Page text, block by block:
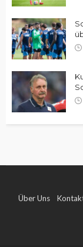
Über Uns